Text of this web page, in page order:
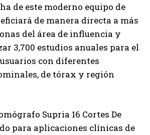
de este moderno equipo de
de manera directa a más
del área de influencia y
3,700 estudios anuales para el
con diferentes
de tórax y región
Supria 16 Cortes De
para aplicaciones clínicas de